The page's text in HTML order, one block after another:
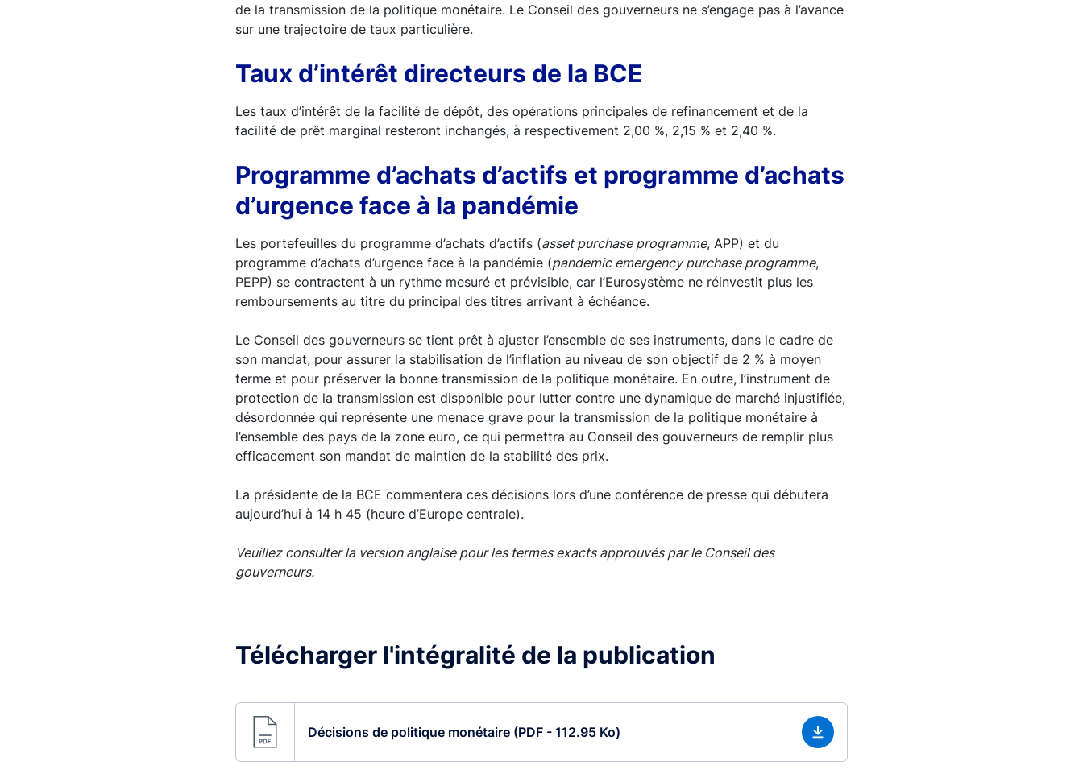
de la transmission de la politique monétaire. Le Conseil des gouverneurs ne s’engage pas à l’avance
sur une trajectoire de taux particulière.
Taux d’intérêt directeurs de la BCE
Les taux d’intérêt de la facilité de dépôt, des opérations principales de refinancement et de la
facilité de prêt marginal resteront inchangés, à respectivement 2,00 %, 2,15 % et 2,40 %.
Programme d’achats d’actifs et programme d’achats
d’urgence face à la pandémie
Les portefeuilles du programme d’achats d’actifs (asset purchase programme, APP) et du
programme d’achats d’urgence face à la pandémie (pandemic emergency purchase programme,
PEPP) se contractent à un rythme mesuré et prévisible, car l’Eurosystème ne réinvestit plus les
remboursements au titre du principal des titres arrivant à échéance.
Le Conseil des gouverneurs se tient prêt à ajuster l’ensemble de ses instruments, dans le cadre de
son mandat, pour assurer la stabilisation de l’inflation au niveau de son objectif de 2 % à moyen
terme et pour préserver la bonne transmission de la politique monétaire. En outre, l’instrument de
protection de la transmission est disponible pour lutter contre une dynamique de marché injustifiée,
désordonnée qui représente une menace grave pour la transmission de la politique monétaire à
l’ensemble des pays de la zone euro, ce qui permettra au Conseil des gouverneurs de remplir plus
efficacement son mandat de maintien de la stabilité des prix.
La présidente de la BCE commentera ces décisions lors d’une conférence de presse qui débutera
aujourd’hui à 14 h 45 (heure d’Europe centrale).
Veuillez consulter la version anglaise pour les termes exacts approuvés par le Conseil des
gouverneurs.
Télécharger l'intégralité de la publication
Décisions de politique monétaire (PDF - 112.95 Ko)